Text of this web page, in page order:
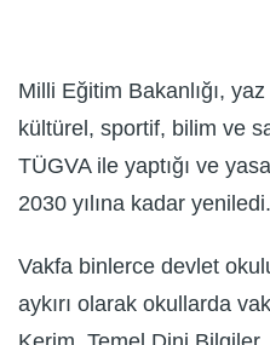
Milli Eğitim Bakanlığı,
kültürel, sportif, bilim ve
TÜGVA ile yaptığı ve
2030 yılına kadar yeniledi.
Vakfa binlerce devlet
aykırı olarak okullarda